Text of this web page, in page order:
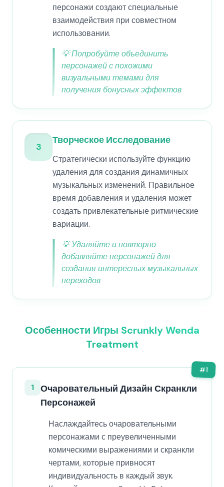
персонажи создают специальные
взаимодействия при совместном
использовании.
💡Попробуйте объединить
персонажей с похожими
визуальными темами для
получения бонусных эффектов
3
Творческое Исследование
Стратегически используйте функцию
удаления для создания динамичных
музыкальных изменений. Правильное
время добавления и удаления может
создать привлекательные ритмические
вариации.
💡Удаляйте и повторно
добавляйте персонажей для
создания интересных музыкальных
переходов
Особенности Игры Scrunkly Wenda
Treatment
#1
1
Очаровательный Дизайн Скранкли
Персонажей
Наслаждайтесь очаровательными
персонажами с преувеличенными
комическими выражениями и скранкли
чертами, которые привносят
индивидуальность в каждый звук.